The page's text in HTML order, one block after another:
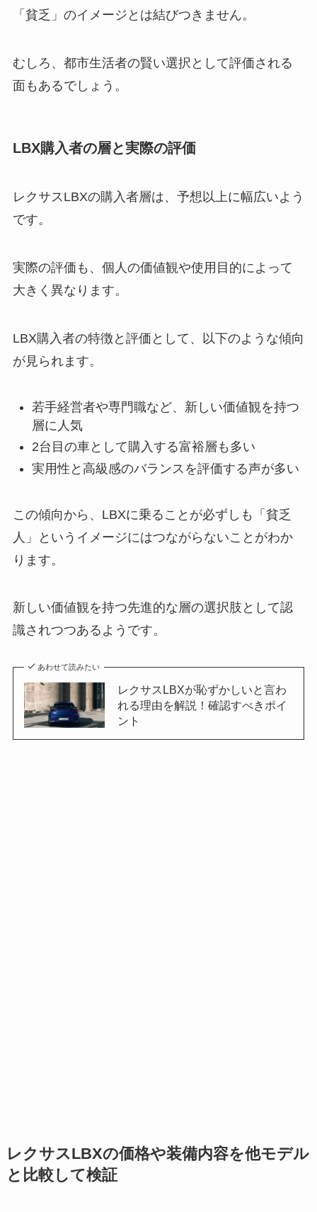
「貧乏」のイメージとは結びつきません。
むしろ、都市生活者の賢い選択として評価される
面もあるでしょう。
LBX購入者の層と実際の評価
レクサスLBXの購入者層は、予想以上に幅広いよう
です。
実際の評価も、個人の価値観や使用目的によって
大きく異なります。
LBX購入者の特徴と評価として、以下のような傾向
が見られます。
若手経営者や専門職など、新しい価値観を持つ
層に人気
2台目の車として購入する富裕層も多い
実用性と高級感のバランスを評価する声が多い
この傾向から、LBXに乗ることが必ずしも「貧乏
人」というイメージにはつながらないことがわか
ります。
新しい価値観を持つ先進的な層の選択肢として認
識されつつあるようです。
あわせて読みたい
レクサスLBXが恥ずかしいと言わ
れる理由を解説！確認すべきポイ
ント
レクサスLBXの価格や装備内容を他モデル
と比較して検証